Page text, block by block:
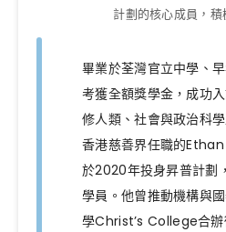
計劃的核心成員，積
畢業於荃灣官立中學、
考獲全額獎學金，成功
修人類、社會與政治科
香港慈善界任職的Ethan
於2020年投身昇普計劃
學員。他曾推動機構與
學Christ’s College合辦